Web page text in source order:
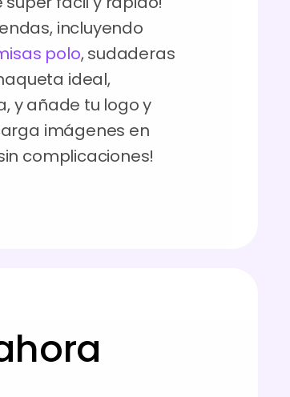
incluyendo
polo, sudaderas
ideal,
y añade tu logo y
imágenes en
complicaciones!